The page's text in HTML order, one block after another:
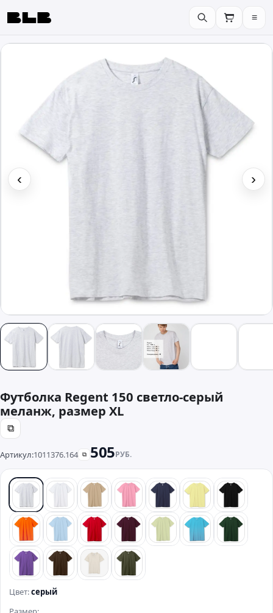
BLB ≡
‹ ›
Футболка Regent 150 светло-серый
меланж, размер XL
⧉
Артикул:1011376.164 ⧉ 505РУБ.
серый белый песочныйрозовый синий желтый черный
оранжевыйголубойкрасный бордовыйзеленыйбирюзовыйтемно-
фиолетовыйкоричневый
бежевый хаки
Цвет:серый